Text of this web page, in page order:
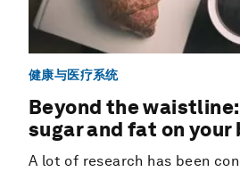
健康与医疗系统
Beyond the
sugar and fat on your
A lot of research has been